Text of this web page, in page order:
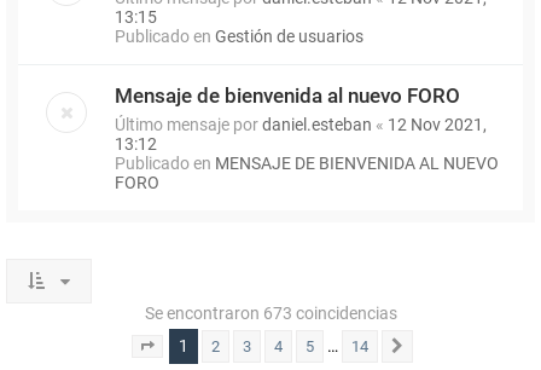
13:15
Publicado en Gestión de usuarios
Mensaje de bienvenida al nuevo FORO
Último mensaje pordaniel.esteban « 12 Nov 2021,
13:12
Publicado en MENSAJE DE BIENVENIDA AL NUEVO
FORO
Se encontraron 673 coincidencias
Página 1de 14
1 2 3 4 5 … 14